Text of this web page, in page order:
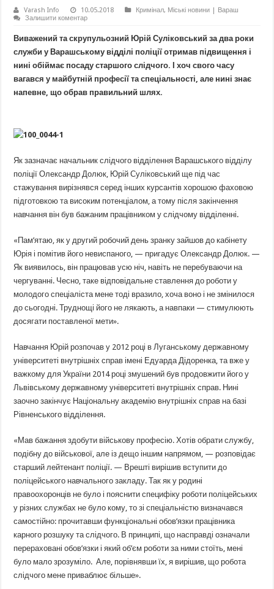
Varash Info 10.05.2018 Кримінал, Міські новини | Вараш
Залишити коментар
Виважений та скрупульозний Юрій Суліковський за два роки
служби у Варашському відділі поліції отримав підвищення і
нині обіймає посаду старшого слідчого. І хоч свого часу
вагався у майбутній професії та спеціальності, але нині знає
напевне, що обрав правильний шлях.
Як зазначає начальник слідчого відділення Варашського відділу
поліції Олександр Долюк, Юрій Суліковський ще під час
стажування вирізнявся серед інших курсантів хорошою фаховою
підготовкою та високим потенціалом, а тому після закінчення
навчання він був бажаним працівником у слідчому відділенні.
«Пам’ятаю, як у другий робочий день зранку зайшов до кабінету
Юрія і помітив його невиспаного, — пригадує Олександр Долюк. —
Як виявилось, він працював усю ніч, навіть не перебуваючи на
чергуванні. Чесно, таке відповідальне ставлення до роботи у
молодого спеціаліста мене тоді вразило, хоча воно і не змінилося
до сьогодні. Труднощі його не лякають, а навпаки — стимулюють
досягати поставленої мети».
Навчання Юрій розпочав у 2012 році в Луганському державному
університеті внутрішніх справ імені Едуарда Дідоренка, та вже у
важкому для України 2014 році змушений був продовжити його у
Львівському державному університеті внутрішніх справ. Нині
заочно закінчує Національну академію внутрішніх справ на базі
Рівненського відділення.
«Мав бажання здобути військову професію. Хотів обрати службу,
подібну до військової, але із дещо іншим напрямом, — розповідає
старший лейтенант поліції. — Врешті вирішив вступити до
поліцейського навчального закладу. Так як у родині
правоохоронців не було і пояснити специфіку роботи поліцейських
у різних службах не було кому, то зі спеціальністю визначався
самостійно: прочитавши функціональні обов’язки працівника
карного розшуку та слідчого. В принципі, що насправді означали
перераховані обов’язки і який об’єм роботи за ними стоїть, мені
було мало зрозуміло. Але, порівнявши їх, я вирішив, що робота
слідчого мене приваблює більше».